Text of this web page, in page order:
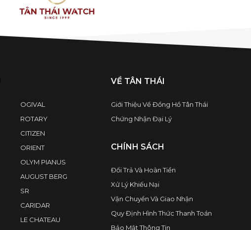
OGIVAL
ROTARY
CITIZEN
ORIENT
OLYM PIANUS
AUGUST BERG
SR
CARIDAR
LE CHATEAU
VỀ TÂN THÁI
Giới Thiệu Về Đồng Hồ Tân Thái
Chứng Nhận Đại Lý
CHÍNH SÁCH
Đổi Trả Và Hoàn Tiền
Xử Lý Khiếu Nại
Vận Chuyển Và Giao Nhận
Quy Định Hình Thức Thanh Toán
Bảo Mật Thông Tin